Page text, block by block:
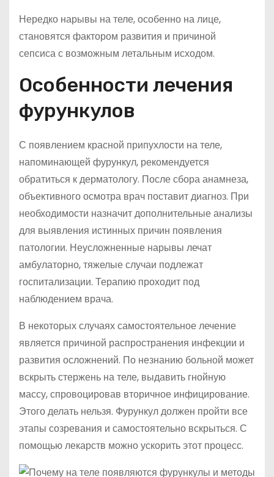
Нередко нарывы на теле, особенно на лице,
становятся фактором развития и причиной
сепсиса с возможным летальным исходом.
Особенности лечения
фурункулов
С появлением красной припухлости на теле,
напоминающей фурункул, рекомендуется
обратиться к дерматологу. После сбора анамнеза,
объективного осмотра врач поставит диагноз. При
необходимости назначит дополнительные анализы
для выявления истинных причин появления
патологии. Неусложненные нарывы лечат
амбулаторно, тяжелые случаи подлежат
госпитализации. Терапию проходит под
наблюдением врача.
В некоторых случаях самостоятельное лечение
является причиной распространения инфекции и
развития осложнений. По незнанию больной может
вскрыть стержень на теле, выдавить гнойную
массу, спровоцировав вторичное инфицирование.
Этого делать нельзя. Фурункул должен пройти все
этапы созревания и самостоятельно вскрыться. С
помощью лекарств можно ускорить этот процесс.